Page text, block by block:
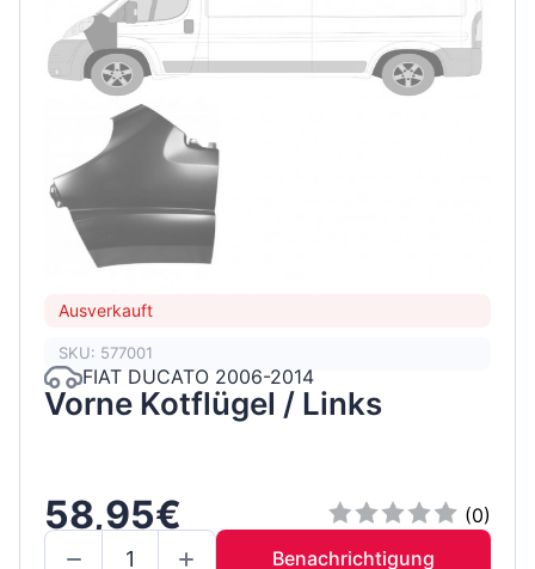
Ausverkauft
SKU: 577001
FIAT DUCATO 2006-2014
Vorne Kotflügel / Links
58,95€
(0)
Benachrichtigung